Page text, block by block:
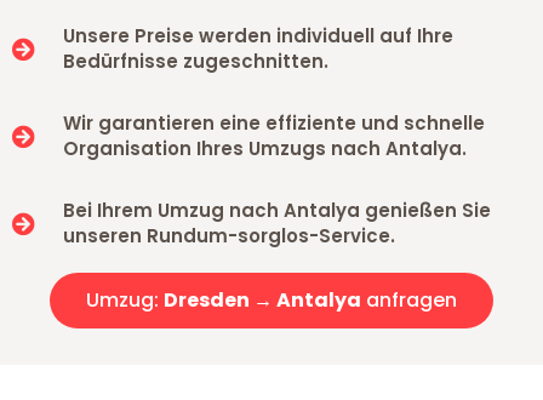
Unsere Preise werden individuell auf Ihre
Bedürfnisse zugeschnitten.
Wir garantieren eine effiziente und schnelle
Organisation Ihres Umzugs nach Antalya.
Bei Ihrem Umzug nach Antalya genießen Sie
unseren Rundum-sorglos-Service.
Umzug: Dresden → Antalya anfragen